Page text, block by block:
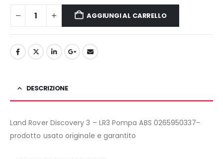
AGGIUNGI AL CARRELLO
DESCRIZIONE
Land Rover Discovery 3 – LR3 Pompa ABS 0265950337-
prodotto usato originale e garantito